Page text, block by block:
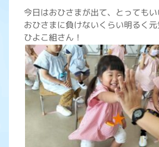
今日はおひさまが出て、とっても
おひさまに負けないくらい明るく
ひよこ組さん！